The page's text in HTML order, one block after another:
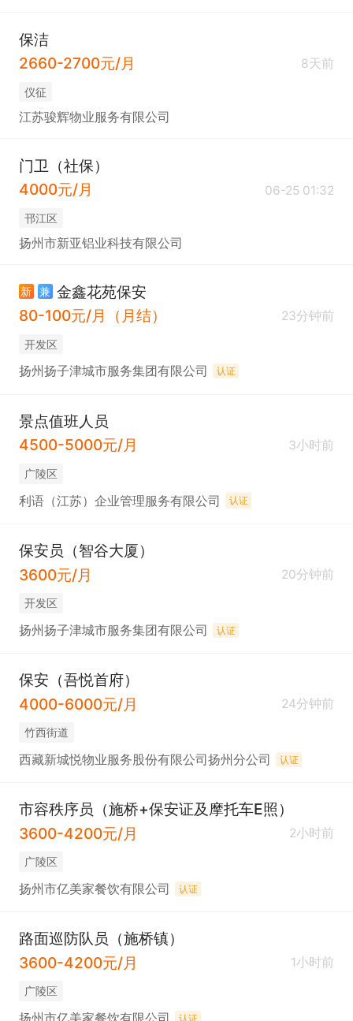
保洁
2660-2700元/月
8天前
仪征
江苏骏辉物业服务有限公司
门卫（社保）
4000元/月
06-25 01:32
邗江区
扬州市新亚铝业科技有限公司
新 兼 金鑫花苑保安
80-100元/月（月结）
23分钟前
开发区
扬州扬子津城市服务集团有限公司 认证
景点值班人员
4500-5000元/月
3小时前
广陵区
利语（江苏）企业管理服务有限公司 认证
保安员（智谷大厦）
3600元/月
20分钟前
开发区
扬州扬子津城市服务集团有限公司 认证
保安（吾悦首府）
4000-6000元/月
24分钟前
竹西街道
西藏新城悦物业服务股份有限公司扬州分公司 认证
市容秩序员（施桥+保安证及摩托车E照）
3600-4200元/月
2小时前
广陵区
扬州市亿美家餐饮有限公司 认证
路面巡防队员（施桥镇）
3600-4200元/月
1小时前
广陵区
认证